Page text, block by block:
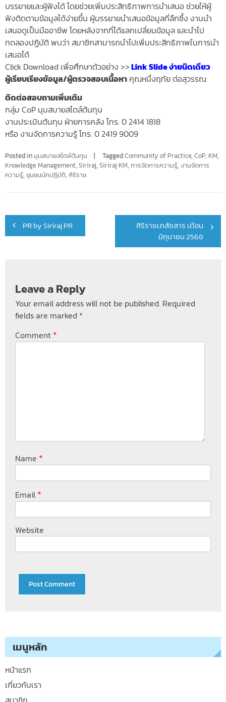
บรรยายและผู้ฟังได้ โดยช่วยเพิ่มประสิทธิภาพการนำเสนอ ช่วยให้ผู้
ฟังติดตามข้อมูลได้ง่ายขึ้น ผู้บรรยายนำเสนอข้อมูลที่ลึกซึ้ง งานนำ
เสนอดูเป็นมืออาชีพ โดยหลังจากที่ได้แลกเปลี่ยนข้อมูล และนําไป
ทดลองปฏิบัติ พบว่า สมาชิกสามารถนำไปเพิ่มประสิทธิภาพในการนำ
เสนอได้
Click Download เพื่อศึกษาตัวอย่าง >>Link Slide ง่ายนิดเดียว
ผู้เรียบเรียงข้อมูล/ผู้ตรวจสอบเนื้อหา คุณหนึ่งฤทัย ต่อสุวรรณ
ติดต่อสอบถามเพิ่มเติม
กลุ่ม CoP มุมสบายสไตล์ต้นทุน
งานประเมินต้นทุน ฝ่ายการคลัง โทร. 0 2414 1818
หรือ งานจัดการความรู้ โทร. 0 2419 9009
Posted in มุมสบายสไตล์ต้นทุน TaggedCommunity of Practice, CoP, KM,
Knowledge Management, Siriraj, Siriraj KM, การจัดการความรู้, งานจัดการ
ความรู้, ชุมชนนักปฏิบัติ, ศิริราช
Post
navigation
PR by Siriraj PR
ศิริราชเภสัชสาร เดือน
มิถุนายน 2568
Leave a Reply
Your email address will not be published. Required
fields are marked *
Comment *
Name *
Email *
Website
เมนูหลัก
หน้าแรก
เกี่ยวกับเรา